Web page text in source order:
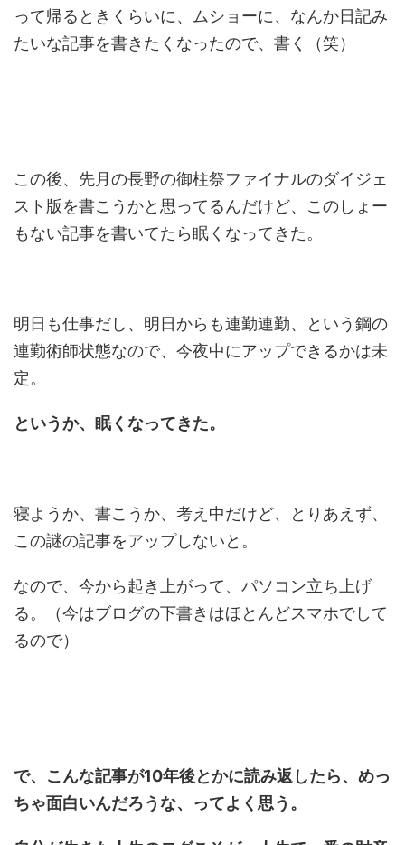
って帰るときくらいに、ムショーに、なんか日記み
たいな記事を書きたくなったので、書く（笑）
この後、先月の長野の御柱祭ファイナルのダイジェ
スト版を書こうかと思ってるんだけど、このしょー
もない記事を書いてたら眠くなってきた。
明日も仕事だし、明日からも連勤連勤、という鋼の
連勤術師状態なので、今夜中にアップできるかは未
定。
というか、眠くなってきた。
寝ようか、書こうか、考え中だけど、とりあえず、
この謎の記事をアップしないと。
なので、今から起き上がって、パソコン立ち上げ
る。（今はブログの下書きはほとんどスマホでして
るので）
で、こんな記事が10年後とかに読み返したら、めっ
ちゃ面白いんだろうな、ってよく思う。